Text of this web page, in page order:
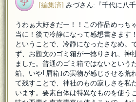
[編集済] みづさん:『千代に八千
うわぁ大好きだー！！この作品めっち
当に！後で冷静になって感想書きます！
ということで、冷静になったさなめ。
ず、お題文のゴミ箱が一捻りされ、神
ました。普通のゴミ箱ではないという
箱、いや｢屑箱｣の実物が感じさせる荒
て残すことで、神社のもの寂しさを私
います。要素自体は特異なものを使う